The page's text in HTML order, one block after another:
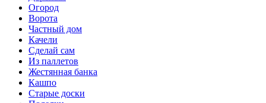
Огород
Ворота
Частный дом
Качели
Сделай сам
Из паллетов
Жестянная банка
Кашпо
Старые доски